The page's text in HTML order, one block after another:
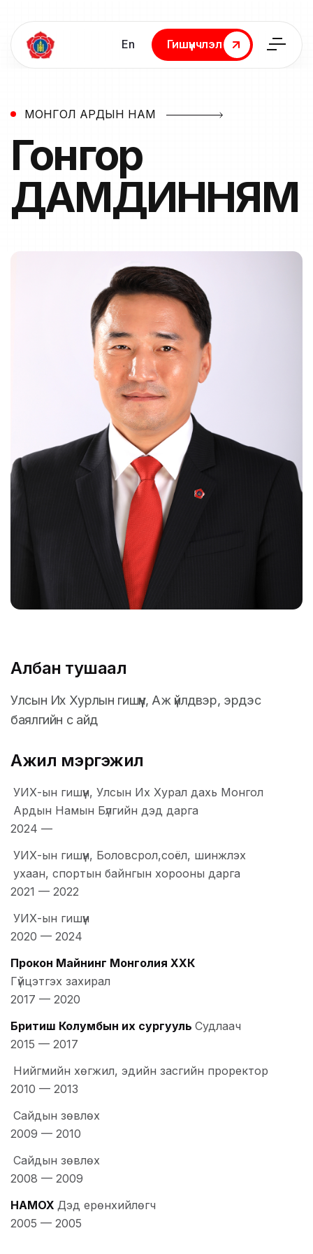
En
Гишүүнчлэл
Гишүүнчлэл
МОНГОЛ АРДЫН НАМ
Гонгор
ДАМДИННЯМ
Албан тушаал
Улсын Их Хурлын гишүүн, Аж үйлдвэр, эрдэс
баялгийн с айд
Ажил мэргэжил
УИХ-ын гишүүн, Улсын Их Хурал дахь Монгол
Ардын Намын Бүлгийн дэд дарга
2024 —
УИХ-ын гишүүн, Боловсрол,соёл, шинжлэх
ухаан, спортын байнгын хорооны дарга
2021 — 2022
УИХ-ын гишүүн
2020 — 2024
Прокон Майнинг Монголия ХХК
Гүйцэтгэх захирал
2017 — 2020
Бритиш Колумбын их сургууль Судлаач
2015 — 2017
Нийгмийн хөгжил, эдийн засгийн проректор
2010 — 2013
Сайдын зөвлөх
2009 — 2010
Сайдын зөвлөх
2008 — 2009
НАМОХ Дэд ерөнхийлөгч
2005 — 2005